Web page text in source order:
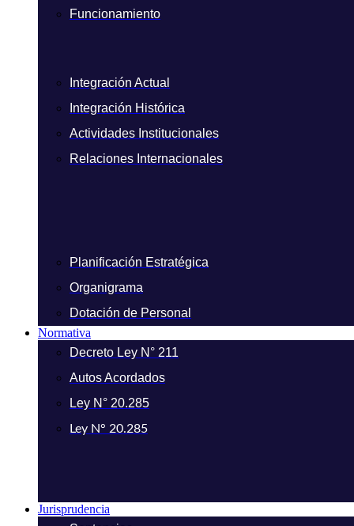
Funcionamiento
Integración Actual
Integración Histórica
Actividades Institucionales
Relaciones Internacionales
Planificación Estratégica
Organigrama
Dotación de Personal
Normativa
Decreto Ley N° 211
Autos Acordados
Ley N° 20.285
Ley N° 20.285
Jurisprudencia